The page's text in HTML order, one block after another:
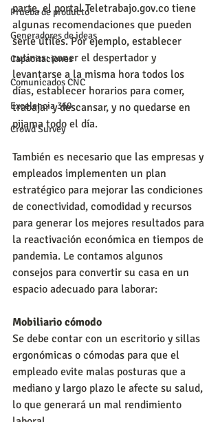
Prueba de producto
Generadores de ideas
Capacitaciones
Comunicados CNC
Excelencia 360
Crowd Survey
parte, el portal Teletrabajo.gov.co tiene
algunas recomendaciones que pueden
serle útiles. Por ejemplo, establecer
rutinas: poner el despertador y
levantarse a la misma hora todos los
días, establecer horarios para comer,
trabajar y descansar, y no quedarse en
pijama todo el día.
También es necesario que las empresas y
empleados implementen un plan
estratégico para mejorar las condiciones
de conectividad, comodidad y recursos
para generar los mejores resultados para
la reactivación económica en tiempos de
pandemia. Le contamos algunos
consejos para convertir su casa en un
espacio adecuado para laborar:
Mobiliario cómodo
Se debe contar con un escritorio y sillas
ergonómicas o cómodas para que el
empleado evite malas posturas que a
mediano y largo plazo le afecte su salud,
lo que generará un mal rendimiento